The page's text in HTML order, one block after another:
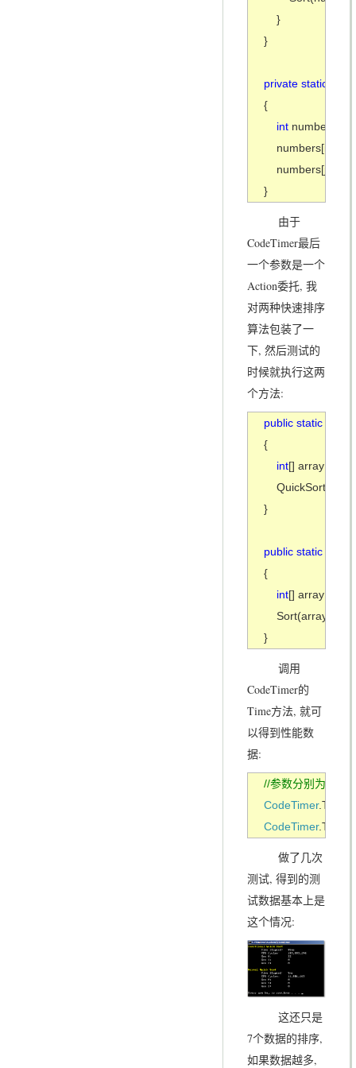
    }
}
private static void
{
int number =
numbers[i] =
numbers[j] =
}
由于
CodeTimer最后
一个参数是一个
Action委托, 我
对两种快速排序
算法包装了一
下, 然后测试的
时候就执行这两
个方法:
public static void
{
int[] array =
}
public static void
{
int[] array =
    Sort(array);
}
调用
CodeTimer的
Time方法, 就可
以得到性能数
据:
CodeTimer.Time(
CodeTimer.Time(
做了几次
测试, 得到的测
试数据基本上是
这个情况:
这还只是
7个数据的排序,
如果数据越多,